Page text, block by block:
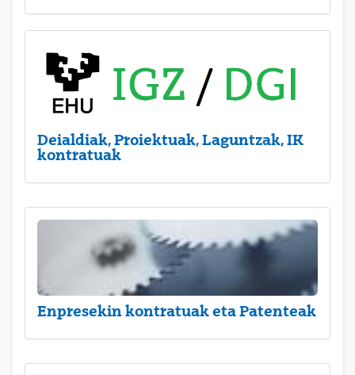
Deialdiak, Proiektuak, Laguntzak, IK
kontratuak
Enpresekin kontratuak eta Patenteak